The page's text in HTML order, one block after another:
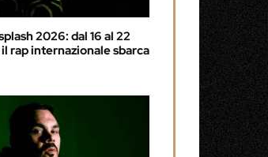
2026: dal 16 al 22
rap internazionale sbarca